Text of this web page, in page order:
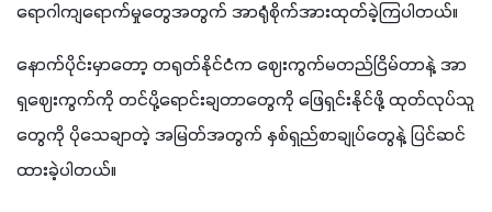
ရောဂါကျရောက်မှုတွေအတွက် အာရုံစိုက်အားထုတ်ခဲ့ကြပါတယ်။
နောက်ပိုင်းမှာတော့ တရုတ်နိုင်ငံက ဈေးကွက်မတည်ငြိမ်တာနဲ့ အာ
ရှဈေးကွက်ကို တင်ပို့ရောင်းချတာတွေကို ဖြေရှင်းနိုင်ဖို့ ထုတ်လုပ်သူ
တွေကို ပိုသေချာတဲ့ အမြတ်အတွက် နှစ်ရှည်စာချုပ်တွေနဲ့ ပြင်ဆင်
ထားခဲ့ပါတယ်။